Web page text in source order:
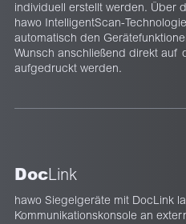
individuell erstellt werden. Über
hawo IntelligentScan-
automatisch den
Wunsch anschließend direkt auf
aufgedruckt werden.
DocLink
hawo Siegelgeräte mit DocLink
Kommunikationskonsole an